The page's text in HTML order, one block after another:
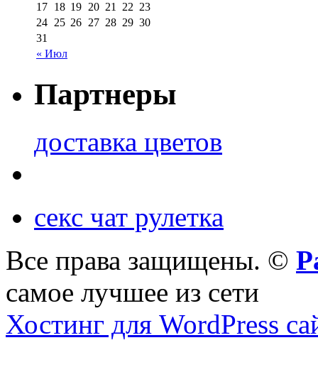
« Июл
17 18 19 20 21 22 23
24 25 26 27 28 29 30
31
Партнеры
доставка цветов
секс чат рулетка
Все права защищены. ©
самое лучшее из сети
Хостинг для WordPress